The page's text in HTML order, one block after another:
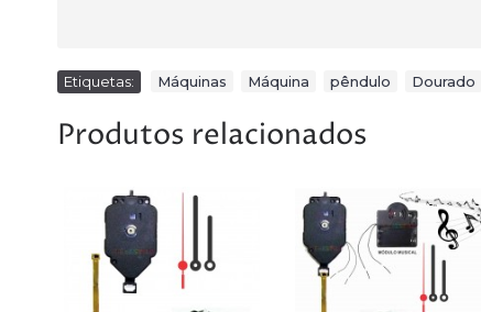
Etiquetas: Máquinas Máquina pêndulo Dourado
Produtos relacionados